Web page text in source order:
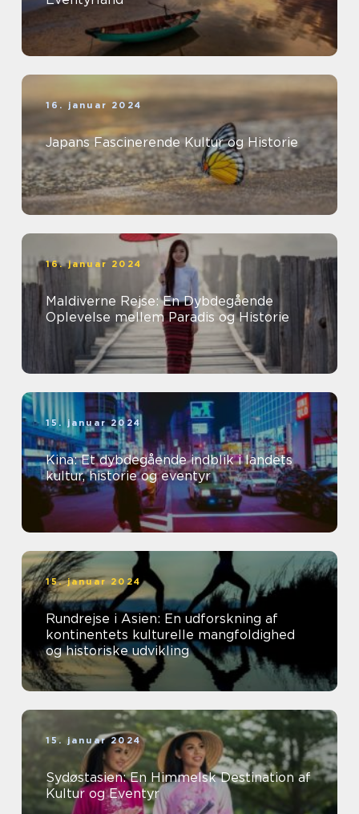
16. januar 2024
Japans Fascinerende Kultur og Historie
16. januar 2024
Maldiverne Rejse: En Dybdegående
Oplevelse mellem Paradis og Historie
15. januar 2024
Kina: Et dybdegående indblik i landets
kultur, historie og eventyr
15. januar 2024
Rundrejse i Asien: En udforskning af
kontinentets kulturelle mangfoldighed
og historiske udvikling
15. januar 2024
Sydøstasien: En Himmelsk Destination af
Kultur og Eventyr